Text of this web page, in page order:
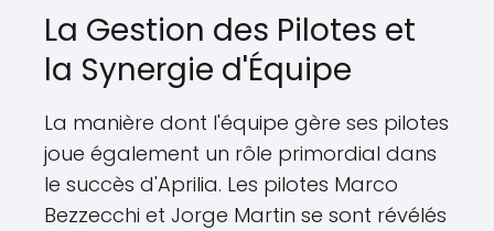
La Gestion des Pilotes et
la Synergie d'Équipe
La manière dont l'équipe gère ses pilotes
joue également un rôle primordial dans
le succès d'Aprilia. Les pilotes Marco
Bezzecchi et Jorge Martin se sont révélés